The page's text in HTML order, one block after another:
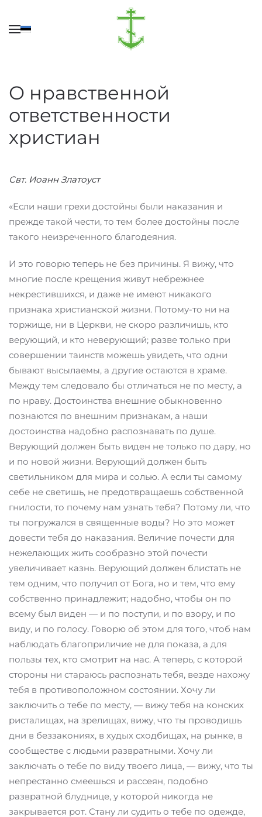
Перейти к содержимому
О нравственной
ответственности
христиан
Свт. Иоанн Златоуст
«Если наши грехи достойны были наказания и
прежде такой чести, то тем более достойны после
такого неизреченного благодеяния.
И это говорю теперь не без причины. Я вижу, что
многие после крещения живут небрежнее
некрестившихся, и даже не имеют никакого
признака христианской жизни. Потому-то ни на
торжище, ни в Церкви, не скоро различишь, кто
верующий, и кто неверующий; разве только при
совершении таинств можешь увидеть, что одни
бывают высылаемы, а другие остаются в храме.
Между тем следовало бы отличаться не по месту, а
по нраву. Достоинства внешние обыкновенно
познаются по внешним признакам, а наши
достоинства надобно распознавать по душе.
Верующий должен быть виден не только по дару, но
и по новой жизни. Верующий должен быть
светильником для мира и солью. А если ты самому
себе не светишь, не предотвращаешь собственной
гнилости, то почему нам узнать тебя? Потому ли, что
ты погружался в священные воды? Но это может
довести тебя до наказания. Величие почести для
нежелающих жить сообразно этой почести
увеличивает казнь. Верующий должен блистать не
тем одним, что получил от Бога, но и тем, что ему
собственно принадлежит; надобно, чтобы он по
всему был виден — и по поступи, и по взору, и по
виду, и по голосу. Говорю об этом для того, чтоб нам
наблюдать благоприличие не для показа, а для
пользы тех, кто смотрит на нас. А теперь, с которой
стороны ни стараюсь распознать тебя, везде нахожу
тебя в противоположном состоянии. Хочу ли
заключить о тебе по месту, — вижу тебя на конских
ристалищах, на зрелищах, вижу, что ты проводишь
дни в беззакониях, в худых сходбищах, на рынке, в
сообществе с людьми развратными. Хочу ли
заключать о тебе по виду твоего лица, — вижу, что ты
непрестанно смеешься и рассеян, подобно
развратной блуднице, у которой никогда не
закрывается рот. Стану ли судить о тебе по одежде,